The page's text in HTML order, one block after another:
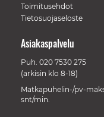
Toimitusehdot
Tietosuojaseloste
Asiakaspalvelu
Puh. 020 7530 275
(arkisin klo 8-18)
Matkapuhelin-/pv-
snt/min.